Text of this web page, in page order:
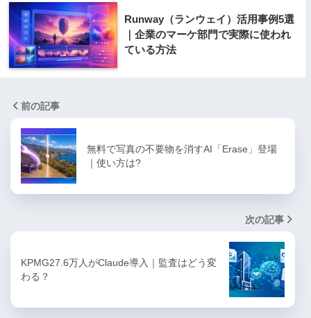
Runway（ランウェイ）活用事例5選
｜企業のマーケ部門で実際に使われ
ている方法
前の記事
無料で写真の不要物を消すAI「Erase」登場
｜使い方は?
次の記事
KPMG27.6万人がClaude導入｜監査はどう変
わる？